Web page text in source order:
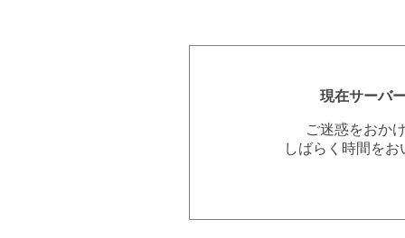
現在サーバ
ご迷惑をおか
しばらく時間を